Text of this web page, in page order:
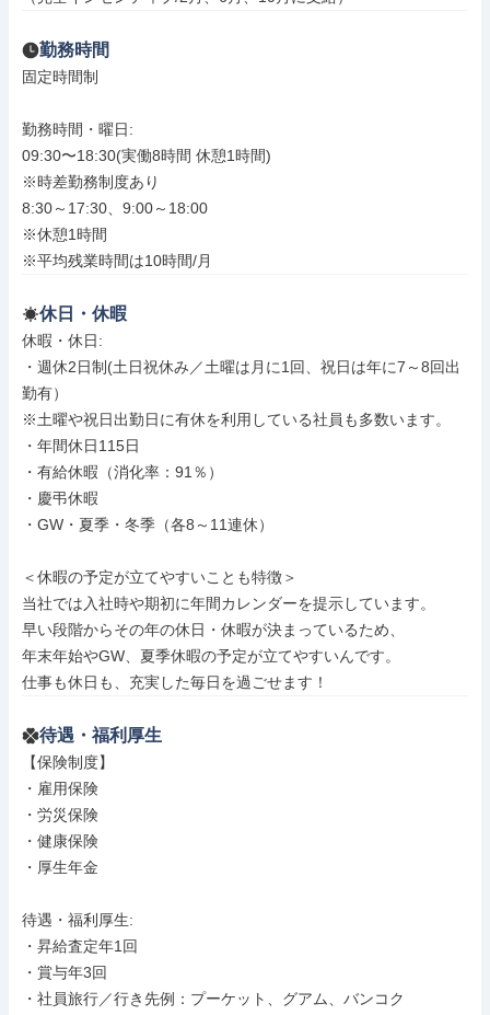
勤務時間
固定時間制
勤務時間・曜日:
09:30〜18:30(実働8時間 休憩1時間)
※時差勤務制度あり
8:30～17:30、9:00～18:00
※休憩1時間
※平均残業時間は10時間/月
休日・休暇
休暇・休日:
・週休2日制(土日祝休み／土曜は月に1回、祝日は年に7～8回出
勤有）
※土曜や祝日出勤日に有休を利用している社員も多数います。
・年間休日115日
・有給休暇（消化率：91％）
・慶弔休暇
・GW・夏季・冬季（各8～11連休）
＜休暇の予定が立てやすいことも特徴＞
当社では入社時や期初に年間カレンダーを提示しています。
早い段階からその年の休日・休暇が決まっているため、
年末年始やGW、夏季休暇の予定が立てやすいんです。
仕事も休日も、充実した毎日を過ごせます！
待遇・福利厚生
【保険制度】
・雇用保険
・労災保険
・健康保険
・厚生年金
待遇・福利厚生:
・昇給査定年1回
・賞与年3回
・社員旅行／行き先例：プーケット、グアム、バンコク